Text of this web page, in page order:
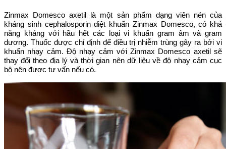
Zinmax Domesco axetil là một sản phẩm dạng viên nén của
kháng sinh cephalosporin diệt khuẩn Zinmax Domesco, có khả
năng kháng với hầu hết các loại vi khuẩn gram âm và gram
dương. Thuốc được chỉ định để điều trị nhiễm trùng gây ra bởi vi
khuẩn nhạy cảm. Độ nhạy cảm với Zinmax Domesco axetil sẽ
thay đổi theo địa lý và thời gian nên dữ liệu về độ nhạy cảm cục
bộ nên được tư vấn nếu có.